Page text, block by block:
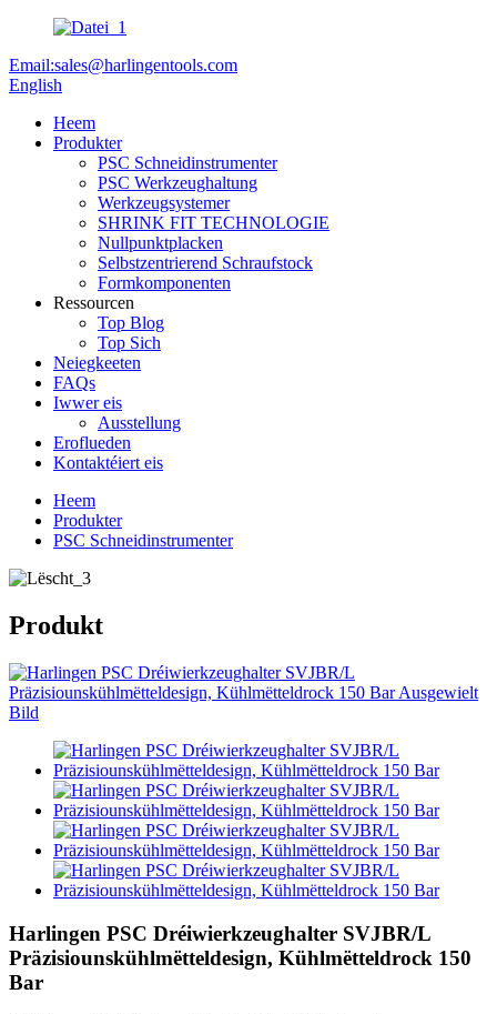
Email:sales@harlingentools.com
English
Heem
Produkter
PSC Schneidinstrumenter
PSC Werkzeughaltung
Werkzeugsystemer
SHRINK FIT TECHNOLOGIE
Nullpunktplacken
Selbstzentrierend Schraufstock
Formkomponenten
Ressourcen
Top Blog
Top Sich
Neiegkeeten
FAQs
Iwwer eis
Ausstellung
Eroflueden
Kontaktéiert eis
Heem
Produkter
PSC Schneidinstrumenter
Produkt
Harlingen PSC Dréiwierkzeughalter SVJBR/L
Präzisiounskühlmëtteldesign, Kühlmëtteldrock 150
Bar